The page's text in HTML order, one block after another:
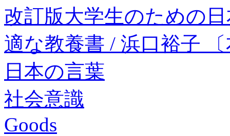
改訂版大学生のための
適な教養書 / 浜口裕子
日本の言葉
社会意識
Goods